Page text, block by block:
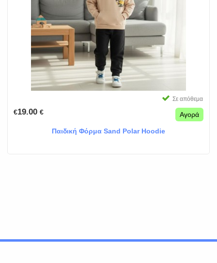
Σε απόθεμα
€19.00 € Αγορά
Παιδική Φόρμα Sand Polar Hoodie